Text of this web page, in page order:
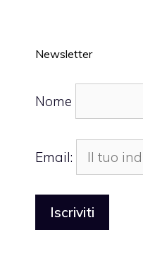
Newsletter
Nome
Email: